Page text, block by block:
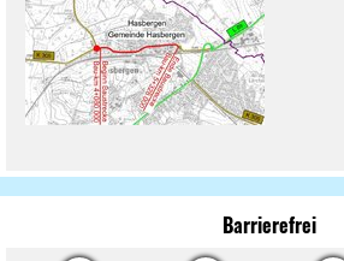
Barrierefrei